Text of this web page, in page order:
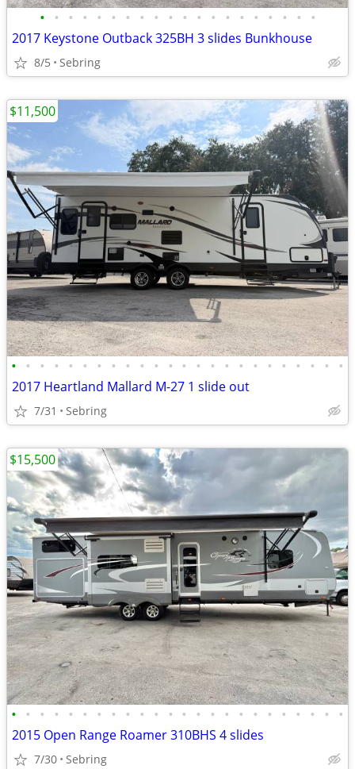
• • • • • • • • • • • • • • • • • • • •
2017 Keystone Outback 325BH 3 slides Bunkhouse
8/5 Sebring
• • • • • • • • • • • • • • • • • • • • • • • •
2017 Heartland Mallard M-27 1 slide out
7/31 Sebring
$11,500
• • • • • • • • • • • • • • • • • • • • • • • •
2015 Open Range Roamer 310BHS 4 slides
7/30 Sebring
$15,500